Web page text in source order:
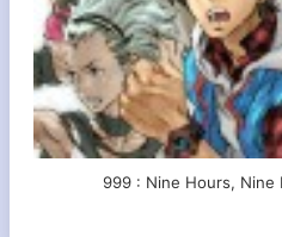
999 : Nine Hours, Nine